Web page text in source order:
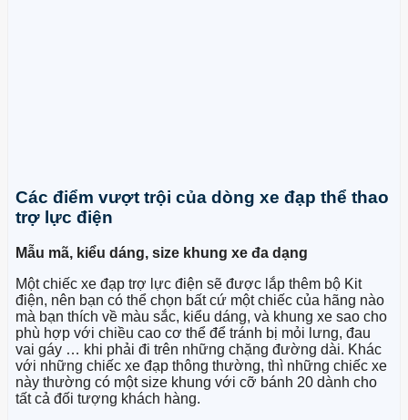
Các điểm vượt trội của dòng xe đạp thể thao
trợ lực điện
Mẫu mã, kiểu dáng, size khung xe đa dạng
Một chiếc xe đạp trợ lực điện sẽ được lắp thêm bộ Kit
điện, nên bạn có thể chọn bất cứ một chiếc của hãng nào
mà bạn thích về màu sắc, kiểu dáng, và khung xe sao cho
phù hợp với chiều cao cơ thể để tránh bị mỏi lưng, đau
vai gáy … khi phải đi trên những chặng đường dài. Khác
với những chiếc xe đạp thông thường, thì những chiếc xe
này thường có một size khung với cỡ bánh 20 dành cho
tất cả đối tượng khách hàng.